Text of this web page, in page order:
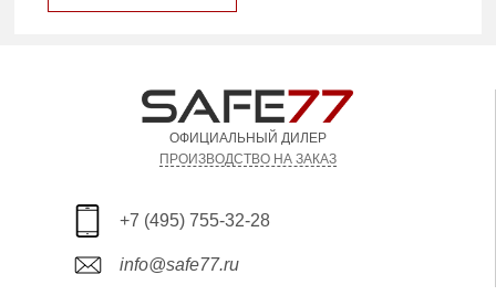
ОФИЦИАЛЬНЫЙ ДИЛЕР
ПРОИЗВОДСТВО НА ЗАКАЗ
+7 (495) 755-32-28
info@safe77.ru